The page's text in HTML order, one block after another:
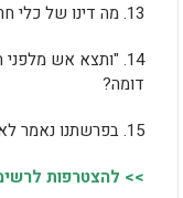
13. מה דינו של כלי חרס שנפל לתוכו שרץ?
14. "ותצא אש
דומה?
15. בפרשתנו נאמר לאהרון:" ויין שיכר אל תשת". מי עוד בתנ"ך קיבל צווי דומה?
>> להצטרפות